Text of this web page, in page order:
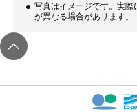
写真はイメージです。実
が異なる場合があリます。